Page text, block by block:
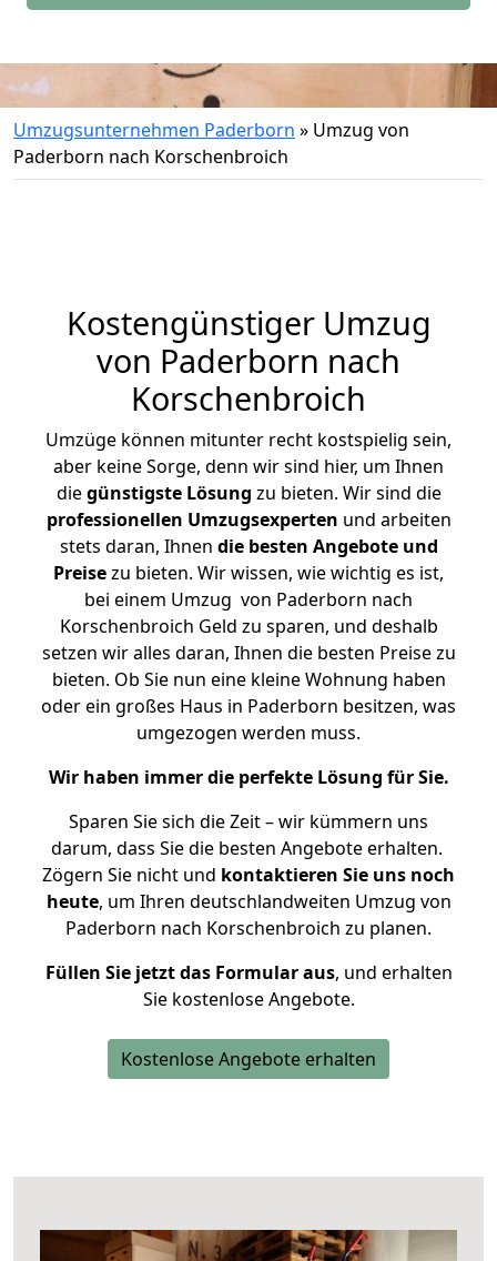
Umzugsunternehmen Paderborn » Umzug von
Paderborn nach Korschenbroich
Kostengünstiger Umzug
von Paderborn nach
Korschenbroich
Umzüge können mitunter recht kostspielig sein,
aber keine Sorge, denn wir sind hier, um Ihnen
diegünstigste Lösung zu bieten. Wir sind die
professionellen Umzugsexperten und arbeiten
stets daran, Ihnen die besten Angebote und
Preisezu bieten. Wir wissen, wie wichtig es ist,
bei einem Umzug von Paderborn nach
Korschenbroich Geld zu sparen, und deshalb
setzen wir alles daran, Ihnen die besten Preise zu
bieten. Ob Sie nun eine kleine Wohnung haben
oder ein großes Haus in Paderborn besitzen, was
umgezogen werden muss.
Wir haben immer die perfekte Lösung für Sie.
Sparen Sie sich die Zeit – wir kümmern uns
darum, dass Sie die besten Angebote erhalten.
Zögern Sie nicht und kontaktieren Sie uns noch
heute, um Ihren deutschlandweiten Umzug von
Paderborn nach Korschenbroich zu planen.
Füllen Sie jetzt das Formular aus, und erhalten
Sie kostenlose Angebote.
Kostenlose Angebote erhalten